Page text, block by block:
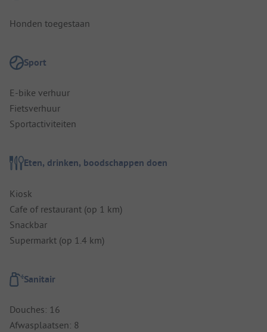
Honden toegestaan
Sport
E-bike verhuur
Fietsverhuur
Sportactiviteiten
Eten, drinken, boodschappen doen
Kiosk
Cafe of restaurant (op 1 km)
Snackbar
Supermarkt (op 1.4 km)
Sanitair
Douches: 16
Afwasplaatsen: 8